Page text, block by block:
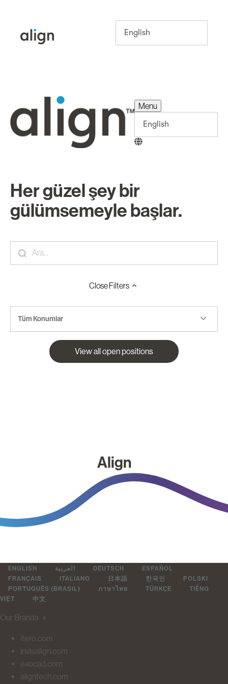
Menu
Her güzel şey bir
gülümsemeyle başlar.
CloseFilters
Tüm Konumlar
View all open positions
Align
ENGLISH العربية DEUTSCH
ESPAÑOL
FRANÇAIS
ITALIANO 日本語 한국인
POLSKI
PORTUGUÊS (BRASIL)
ภาษาไทย TÜRKÇE
TIẾNG
VIỆT
中文
Our Brands ＋
itero.com
invisalign.com
exocad.com
aligntech.com